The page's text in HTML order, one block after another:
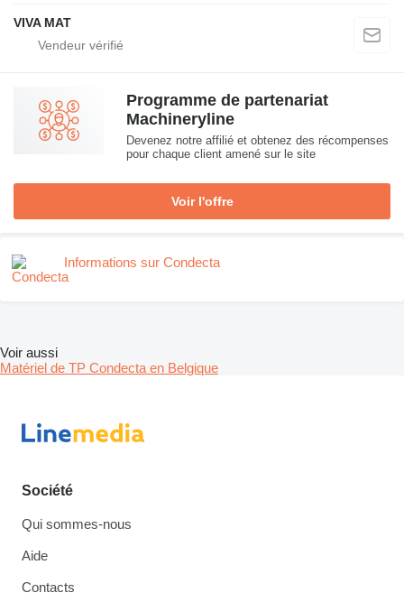
VIVA MAT
Programme de partenariat
Machineryline
Devenez notre affilié et obtenez des récompenses
pour chaque client amené sur le site
Voir l'offre
Informations sur Condecta
Voir aussi
Matériel de TP Condecta en Belgique
Société
Qui sommes-nous
Aide
Contacts